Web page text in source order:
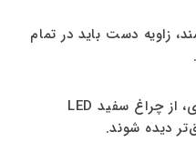
زاویه دست باید در تمام
اگر نور طبیعی در اتاق نداری، از چراغ سفید LED
دیده شوند.